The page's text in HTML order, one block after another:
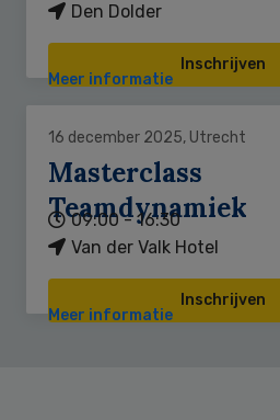
Den Dolder
Inschrijven
Meer informatie
16 december 2025, Utrecht
Masterclass
Teamdynamiek
09:00 - 16:30
Van der Valk Hotel
Inschrijven
Meer informatie